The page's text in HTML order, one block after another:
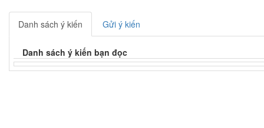
Danh sách ý kiến Gửi ý kiến
Danh sách ý kiến bạn đọc